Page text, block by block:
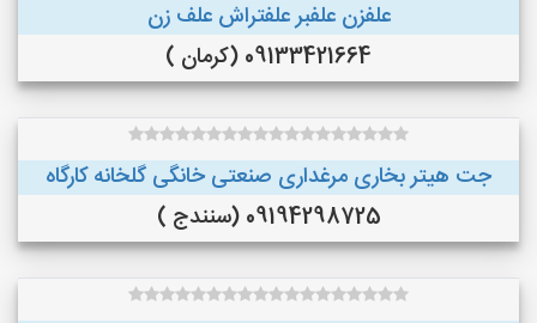
علفزن علفبر علفتراش علف زن
09133421664 (کرمان )
جت هیتر بخاری مرغداری صنعتی خانگی گلخانه کارگاه
09194298725 (سنندج )